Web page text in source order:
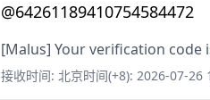
@64261189410754584472
[Malus] Your verification code
接收时间: 北京时间(+8): 2026-07-26